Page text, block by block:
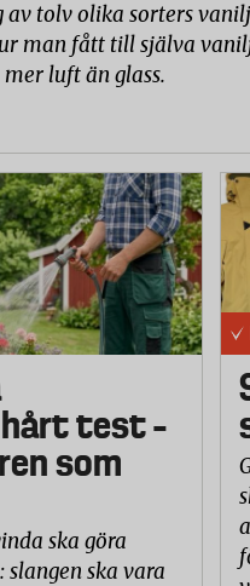
av tolv olika sorters
man fått till själva
luft än glass.
test –
som
ska göra
ska vara